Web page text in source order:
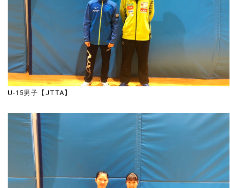
U-15男子【JTTA】